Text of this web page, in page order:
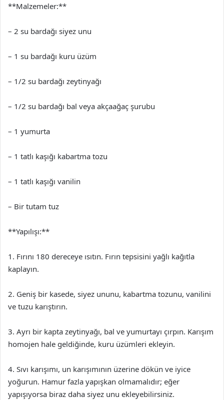
**Malzemeler:**
– 2 su bardağı siyez unu
– 1 su bardağı kuru üzüm
– 1/2 su bardağı zeytinyağı
– 1/2 su bardağı bal veya akçaağaç şurubu
– 1 yumurta
– 1 tatlı kaşığı kabartma tozu
– 1 tatlı kaşığı vanilin
– Bir tutam tuz
**Yapılışı:**
1. Fırını 180 dereceye ısıtın. Fırın tepsisini yağlı kağıtla
kaplayın.
2. Geniş bir kasede, siyez ununu, kabartma tozunu, vanilini
ve tuzu karıştırın.
3. Ayrı bir kapta zeytinyağı, bal ve yumurtayı çırpın. Karışım
homojen hale geldiğinde, kuru üzümleri ekleyin.
4. Sıvı karışımı, un karışımının üzerine dökün ve iyice
yoğurun. Hamur fazla yapışkan olmamalıdır; eğer
yapışıyorsa biraz daha siyez unu ekleyebilirsiniz.